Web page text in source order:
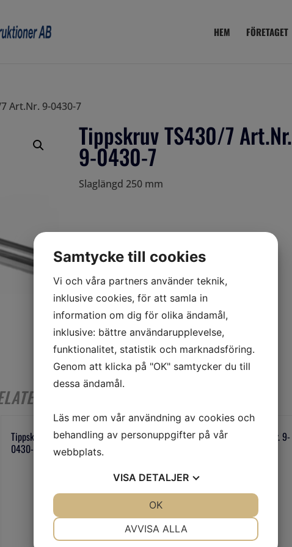
HEM FÖRETAGET
Art.Nr. 9-0430-7
Tippskruv TS430/7 Art.Nr.
9-0430-7
Slaglängd 250 mm
PRODUKTER
Tippskruv TS430/6 Art.Nr. 9-
0430-6
Tippskruv TS-430/1 Art.Nr. 9-
Samtycke till cookies
Vi och våra partners använder teknik,
inklusive cookies, för att samla in
information om dig för olika ändamål,
inklusive: bättre användarupplevelse,
funktionalitet, statistik och marknadsföring.
Genom att klicka på "OK" samtycker du till
dessa ändamål.
Läs mer om vår användning av cookies och
behandling av personuppgifter på vår
webbplats.
VISA DETALJER
AVVISA ALLA
OK